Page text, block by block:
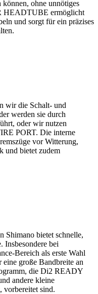
können, ohne unnötiges
HEADTUBE ermöglicht
und sorgt für ein präzises
wir die Schalt- und
werden sie durch
oder wir nutzen
PORT. Die interne
vor Witterung,
und bietet zudem
Shimano bietet schnelle,
Insbesondere bei
Bereich als erste Wahl
große Bandbreite an
die Di2 READY
andere kleine
vorbereitet sind.